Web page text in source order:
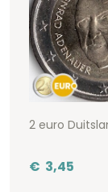
2 euro
€ 3,45